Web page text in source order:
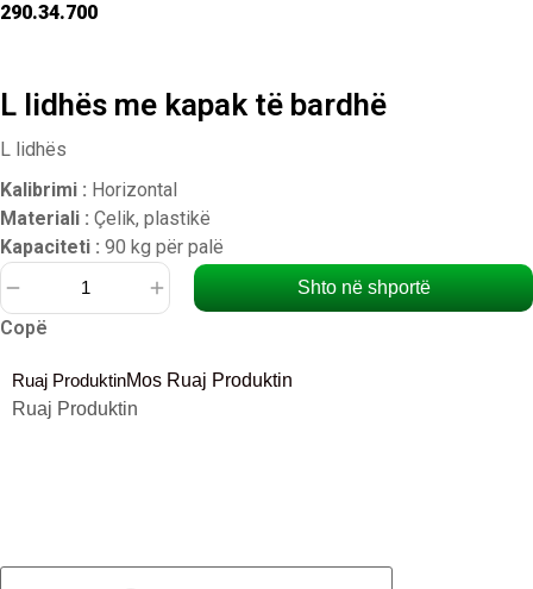
290.34.700
L lidhës me kapak të bardhë
L lidhës
Kalibrimi : Horizontal
Materiali : Çelik, plastikë
Kapaciteti : 90 kg për palë
L
me
kapak
Shto në shportë
Copë
Ruaj ProduktinMos Ruaj Produktin
Ruaj Produktin